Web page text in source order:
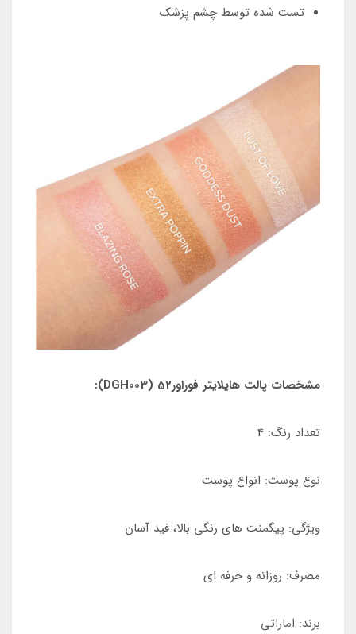
تست شده توسط چشم پزشک
مشخصات پالت هایلایتر فوراور52 (DGH003):
تعداد رنگ: 4
نوع پوست: انواع پوست
ویژگی: پیگمنت های رنگی بالا، فید آسان
مصرف: روزانه و حرفه ای
برند: اماراتی